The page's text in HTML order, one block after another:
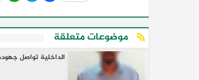
موضوعات متعلقة
الداخلية تواصل